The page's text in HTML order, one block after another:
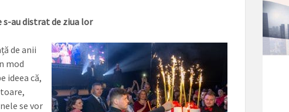
au distrat de ziua lor
de anii
mod
ideea că,
se vor